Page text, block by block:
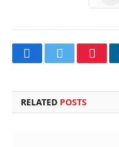
FacebookTwitter
RELATED POSTS